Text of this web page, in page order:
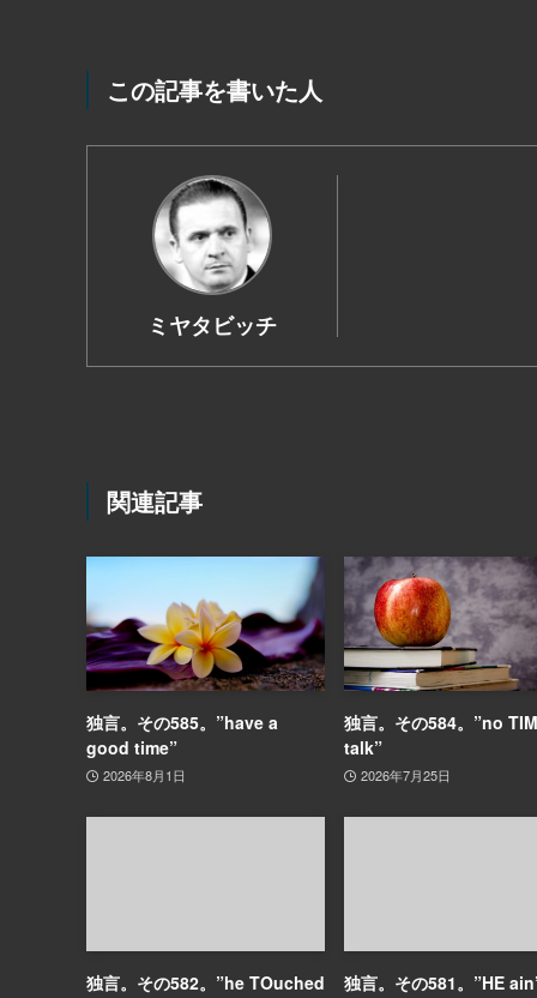
この記事を書いた人
ミヤタビッチ
関連記事
独言。その585。”have a
good time”
2026年8月1日
独言。その584。”no
talk”
2026年7月25日
独言。その582。”he TOuched
独言。その581。”HE